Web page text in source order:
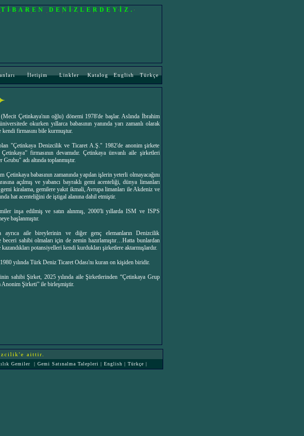
DENİZLERDEYİZ.
İletişim Linkler Katalog English Türkçe
Çetinkaya'nın oğlu) dönemi 1978'de başlar. Aslında İbrahim
okurken yıllarca babasının yanında yarı zamanlı olarak
kendi firmasını bile kurmuştur.
"Çetinkaya Denizcilik ve Ticaret A.Ş." 1982'de anonim şirkete
firmasının devamıdır. Çetinkaya ünvanlı aile şirketleri
adı altında toplanmıştır.
Çetinkaya babasının zamanında yapılan işlerin yeterli olmayacağını
açılmış ve yabancı bayraklı gemi acenteliği, dünya limanları
kiralama, gemilere yakıt ikmali, Avrupa limanları ile Akdeniz ve
hat acenteliğini de iştigal alanına dahil etmiştir.
inşa edilmiş ve satın alınmış, 2000'li yıllarda ISM ve ISPS
başlanmıştır.
ayrıca aile bireylerinin ve diğer genç elemanların Denizcilik
sahibi olmaları için de zemin hazırlamıştır…Hatta bunlardan
kazandıkları potansiyelleri kendi kurdukları şirketlere aktarmışlardır.
yılında Türk Deniz Ticaret Odası'nı kuran on kişiden biridir.
sahibi Şirket, 2025 yılında aile Şirketlerinden “Çetinkaya Grup
Şirketi” ile birleşmiştir.
aittir.
Gemiler | Gemi Satınalma Talepleri | English | Türkçe |